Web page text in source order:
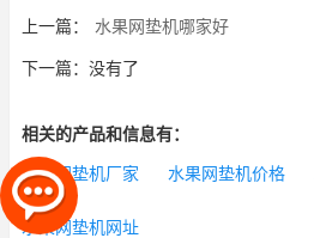
上一篇： 水果网垫机哪家好
下一篇：没有了
相关的产品和信息有：
水果网垫机厂家 水果网垫机价格
水果网垫机网址